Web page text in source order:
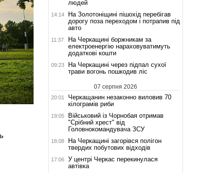
людей
14:14
На Золотоніщині пішохід перебігав
дорогу поза переходом і потрапив під
авто
11:37
На Черкащині боржникам за
електроенергію нараховуватимуть
додаткові кошти
09:23
На Черкащині через підпал сухої
трави вогонь пошкодив ліс
07 серпня 2026
20:01
Черкащанин незаконно виловив 70
кілограмів риби
19:05
Військовий із Чорнобая отримав
"Срібний хрест" від
Головнокомандувача ЗСУ
18:08
На Черкащині загорівся полігон
твердих побутових відходів
17:06
У центрі Черкас перекинулася
автівка